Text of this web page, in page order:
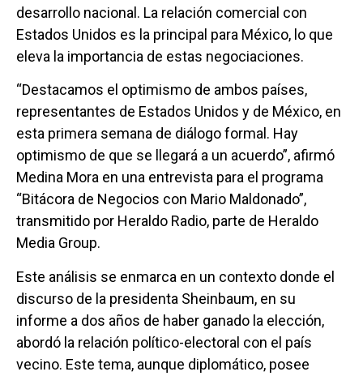
desarrollo nacional. La relación comercial con
Estados Unidos es la principal para México, lo que
eleva la importancia de estas negociaciones.
“Destacamos el optimismo de ambos países,
representantes de Estados Unidos y de México, en
esta primera semana de diálogo formal. Hay
optimismo de que se llegará a un acuerdo”, afirmó
Medina Mora en una entrevista para el programa
“Bitácora de Negocios con Mario Maldonado”,
transmitido por Heraldo Radio, parte de Heraldo
Media Group.
Este análisis se enmarca en un contexto donde el
discurso de la presidenta Sheinbaum, en su
informe a dos años de haber ganado la elección,
abordó la relación político-electoral con el país
vecino. Este tema, aunque diplomático, posee